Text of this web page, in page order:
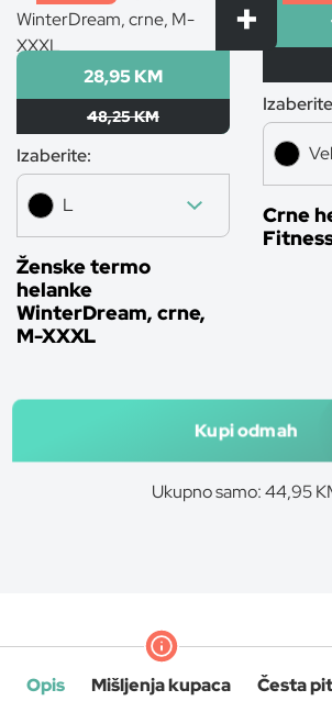
28,95 KM
48,25 KM
Izaberite:
L
Ženske termo
helanke
WinterDream, crne,
M-XXXL
Crne
Kupi odmah
Ukupno samo: 44,95
Opis Mišljenja kupaca Česta